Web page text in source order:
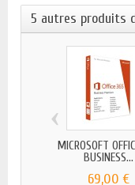
5 autres produits
MICROSOFT
BUSINESS...
69,00 €
‹